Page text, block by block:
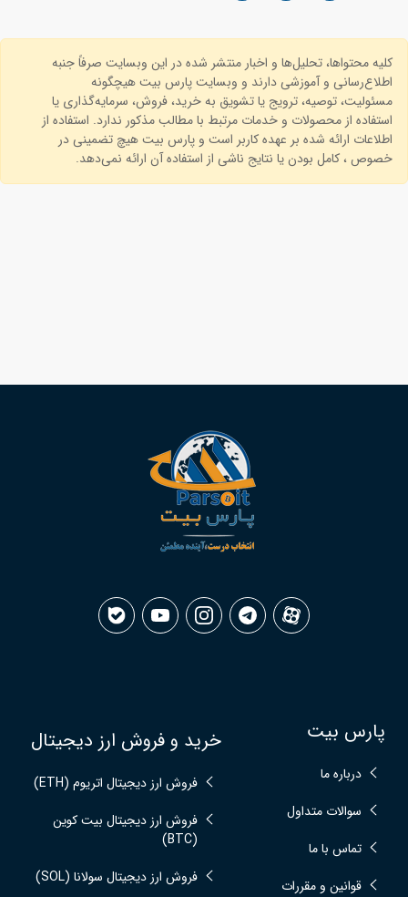
کلیه محتواها، تحلیل‌ها و اخبار منتشر شده در این وبسایت صرفاً جنبه
اطلاع‌رسانی و آموزشی دارند و وبسایت پارس بیت هیچگونه
مسئولیت، توصیه، ترویج یا تشویق به خرید، فروش، سرمایه‌گذاری یا
استفاده از محصولات و خدمات مرتبط با مطالب مذکور ندارد. استفاده از
اطلاعات ارائه شده بر عهده کاربر است و پارس بیت هیچ تضمینی در
خصوص ، کامل بودن یا نتایج ناشی از استفاده آن ارائه نمی‌دهد.
پارس بیت
درباره ما
سوالات متداول
تماس با ما
قوانین و مقررات
خرید و فروش ارز دیجیتال
فروش ارز دیجیتال اتریوم (ETH)
فروش ارز دیجیتال بیت کوین
(BTC)
فروش ارز دیجیتال سولانا (SOL)